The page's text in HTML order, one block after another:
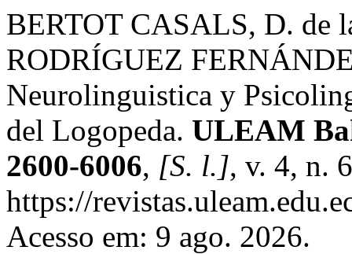
BERTOT CASALS, D. de
RODRÍGUEZ
Neurolinguistica y
del Logopeda. ULEAM
2600-6006, [S. l.], v. 4, n.
https://
Acesso em: 9 ago. 2026.